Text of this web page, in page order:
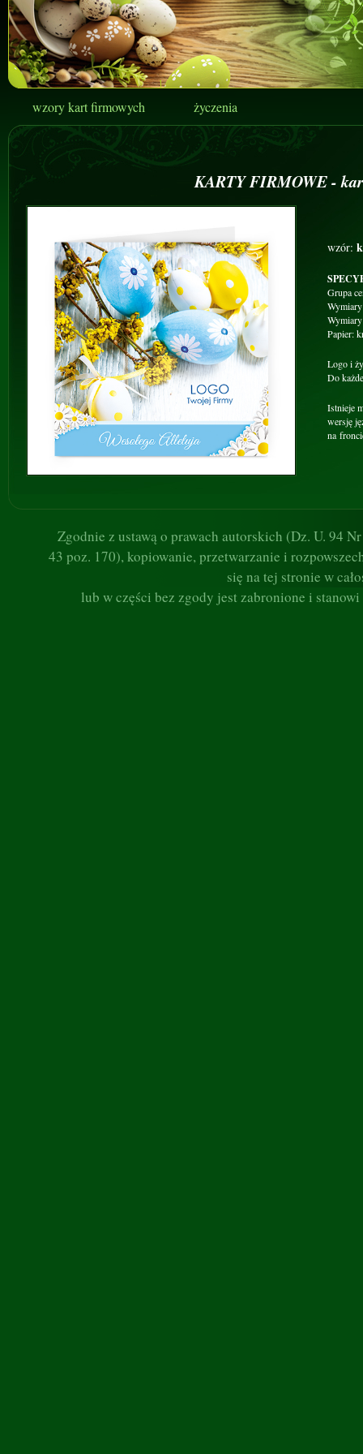
wzory kart firmowych życzenia
KARTY FIRMOWE -
wzór:
Grupa
Papier:
Logo i
Do
Istnieje
wersję
na
Zgodnie z ustawą o prawach autorskich (Dz. U. 94
43 poz. 170), kopiowanie, przetwarzanie i
się na tej stronie w
lub w części bez zgody jest zabronione i